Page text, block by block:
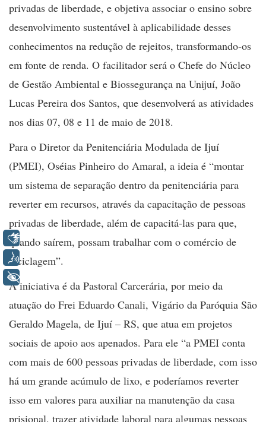
privadas de liberdade, e objetiva associar o ensino sobre
desenvolvimento sustentável à aplicabilidade desses
conhecimentos na redução de rejeitos, transformando-os
em fonte de renda. O facilitador será o Chefe do Núcleo
de Gestão Ambiental e Biossegurança na Unijuí, João
Lucas Pereira dos Santos, que desenvolverá as atividades
nos dias 07, 08 e 11 de maio de 2018.
Para o Diretor da Penitenciária Modulada de Ijuí
(PMEI), Oséias Pinheiro do Amaral, a ideia é “montar
um sistema de separação dentro da penitenciária para
reverter em recursos, através da capacitação de pessoas
privadas de liberdade, além de capacitá-las para que,
quando saírem, possam trabalhar com o comércio de
reciclagem”.
A iniciativa é da Pastoral Carcerária, por meio da
atuação do Frei Eduardo Canali, Vigário da Paróquia São
Geraldo Magela, de Ijuí – RS, que atua em projetos
sociais de apoio aos apenados. Para ele “a PMEI conta
com mais de 600 pessoas privadas de liberdade, com isso
há um grande acúmulo de lixo, e poderíamos reverter
isso em valores para auxiliar na manutenção da casa
prisional, trazer atividade laboral para algumas pessoas
Libras
Voz